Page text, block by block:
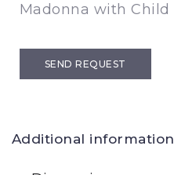
Madonna with Child
SEND REQUEST
Additional information